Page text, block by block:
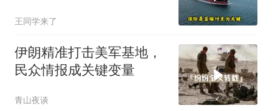
彻底破灭！
王同学来了
伊朗精准打击美军基地，
民众情报成关键变量
青山夜谈